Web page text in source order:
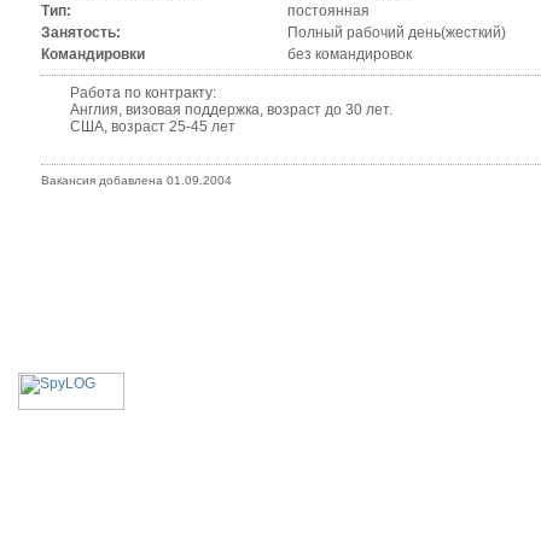
Тип:
постоянная
Занятость:
Полный рабочий день(жесткий)
Командировки
без командировок
Работа по контракту:
Англия, визовая поддержка, возраст до 30 лет.
США, возраст 25-45 лет
Вакансия добавлена 01.09.2004